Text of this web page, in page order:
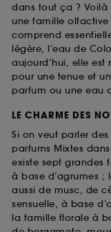
dans tout ça ?
une famille olfactive
comprend
légère, l’eau de
aujourd’hui, elle est
pour une tenue et
parfum ou une eau
LE CHARME DES
Si on veut parler
parfums Mixtes
existe sept grandes
à base d’agrumes
aussi de musc, de
sensuelle, à base
la famille florale à